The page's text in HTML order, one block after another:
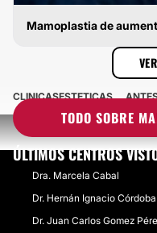
Mamoplastia de
MAMOPLASTIA DE AUMENTO
TODO SOBRE
CLINICASESTETICAS
ÚLTIMOS CENTROS
Dra. Marcela Cabal
Dr. Hernán Ignacio Córdoba
Dr. Juan Carlos Gomez